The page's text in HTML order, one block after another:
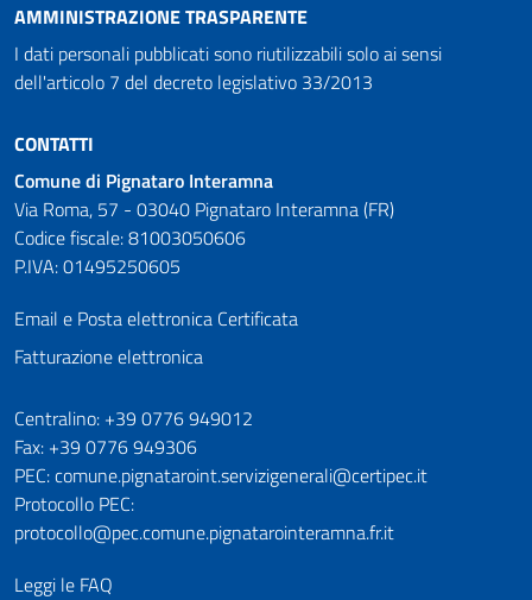
AMMINISTRAZIONE TRASPARENTE
I dati personali pubblicati sono riutilizzabili solo ai sensi
dell'articolo 7 del decreto legislativo 33/2013
CONTATTI
Comune di Pignataro Interamna
Via Roma, 57 - 03040 Pignataro Interamna (FR)
Codice fiscale: 81003050606
P.IVA: 01495250605
Email e Posta elettronica Certificata
Fatturazione elettronica
Numeri utili
Centralino: +39 0776 949012
Fax: +39 0776 949306
PEC: comune.pignataroint.servizigenerali@certipec.it
Protocollo PEC:
protocollo@pec.comune.pignatarointeramna.fr.it
Leggi le FAQ